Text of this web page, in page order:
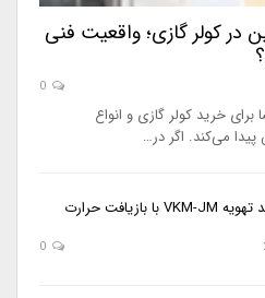
در کولر گازی؛ واقعیت فنی
خرید کولر گازی و انواع
می‌کند. اگر در…
دایکین از واحد تهویه VKM-JM با بازیافت حرارت